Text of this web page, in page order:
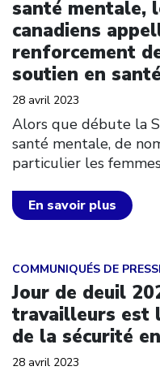
santé mentale,
canadiens
renforcement
soutien en
28 avril 2023
Alors que débute la
santé mentale, de
particulier les
En savoir plus
COMMUNIQUÉS DE
Jour de deuil
travailleurs est
de la sécurité
28 avril 2023
Click to open the link